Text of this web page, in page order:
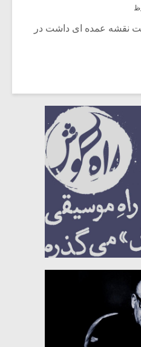
نقشه عمده ای داشت در